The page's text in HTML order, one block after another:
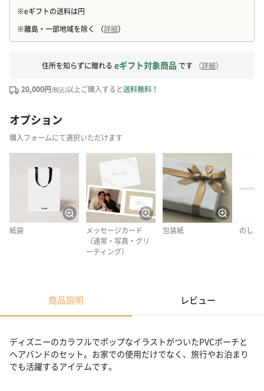
住所を知らずに贈れる eギフト対象商品 です （詳細）
20,000円(税込)以上ご購入すると送料無料！
オプション
購入フォームにて選択いただけます
紙袋
メッセージカード
（通常・写真・グリ
ーティング）
包装紙 のし
商品説明 レビュー
ディズニーのカラフルでポップなイラストがついたPVCポーチと
ヘアバンドのセット。お家での使用だけでなく、旅行やお泊まり
でも活躍するアイテムです。